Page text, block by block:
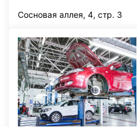
Сосновая аллея, 4, стр. 3